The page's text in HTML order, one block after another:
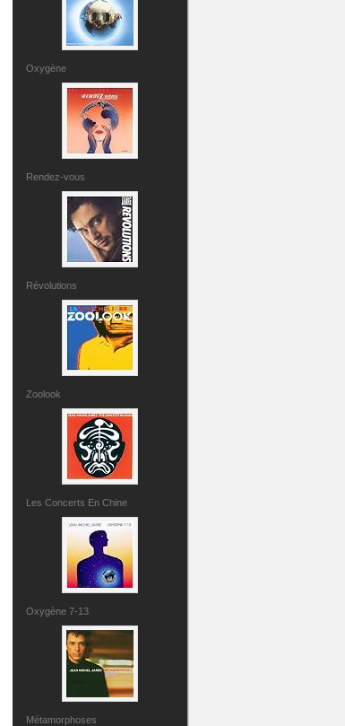
Oxygène
Rendez-vous
Révolutions
Zoolook
Les Concerts En Chine
Oxygène 7-13
Métamorphoses